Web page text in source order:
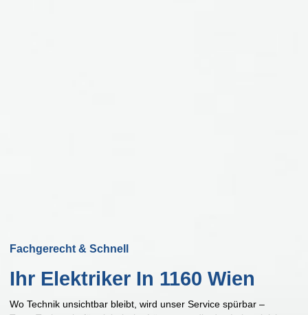
Fachgerecht & Schnell
Ihr Elektriker In 1160 Wien
Wo Technik unsichtbar bleibt, wird unser Service spürbar –